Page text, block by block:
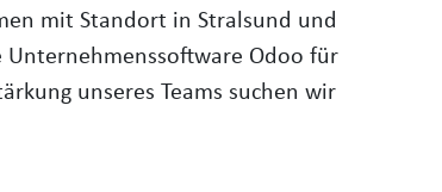
mit Standort in Stralsund und
Odoo für
unseres Teams suchen wir